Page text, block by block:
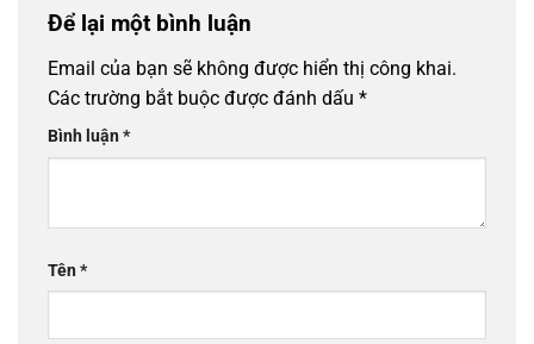
Để lại một bình luận
Email của bạn sẽ không được hiển thị công khai.
Các trường bắt buộc được đánh dấu *
Bình luận*
Tên*